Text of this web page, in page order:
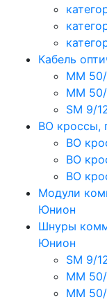
Кабель
MM
MM
SM 9/
ВО кроссы,
ВО
ВО
ВО
Модули
Юнион
Шнуры
Юнион
SM 9/
MM
MM